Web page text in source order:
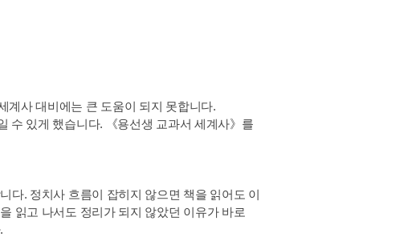
계사 대비에는 큰 도움이 되지 못합니다.
수 있게 했습니다. 《용선생 교과서 세계사》를
다. 정치사 흐름이 잡히지 않으면 책을 읽어도 이
읽고 나서도 정리가 되지 않았던 이유가 바로